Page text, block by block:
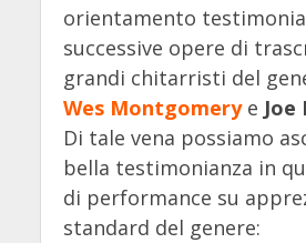
orientamento
successive opere di
grandi chitarristi del
Wes Montgomerye Joe
Di tale vena possiamo
bella testimonianza in
di performance su
standard del genere: